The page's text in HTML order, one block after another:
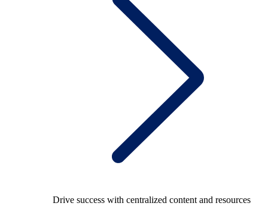
Drive success with centralized content and resources